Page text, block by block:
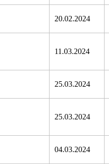
20.02.2024
11.03.2024
25.03.2024
25.03.2024
04.03.2024